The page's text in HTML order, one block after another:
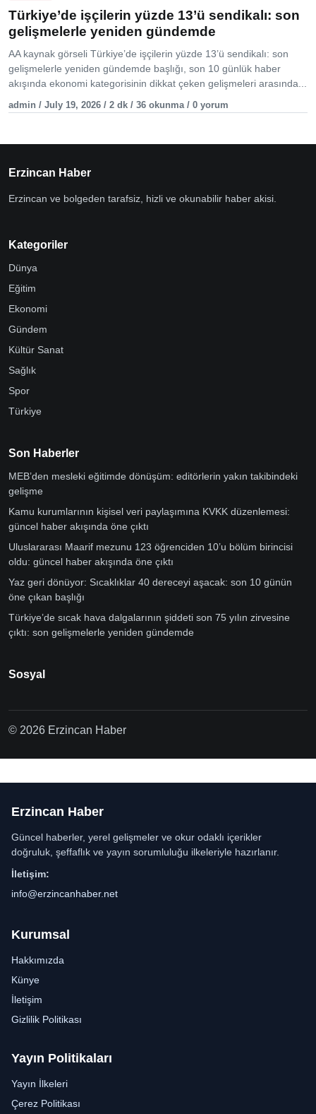
Türkiye’de işçilerin yüzde 13’ü sendikalı: son
gelişmelerle yeniden gündemde
AA kaynak görseli Türkiye’de işçilerin yüzde 13’ü sendikalı: son
gelişmelerle yeniden gündemde başlığı, son 10 günlük haber
akışında ekonomi kategorisinin dikkat çeken gelişmeleri arasında...
admin / July 19, 2026 / 2 dk / 36 okunma / 0 yorum
Erzincan Haber
Erzincan ve bolgeden tarafsiz, hizli ve okunabilir haber akisi.
Kategoriler
Dünya
Eğitim
Ekonomi
Gündem
Kültür Sanat
Sağlık
Spor
Türkiye
Son Haberler
MEB’den mesleki eğitimde dönüşüm: editörlerin yakın takibindeki
gelişme
Kamu kurumlarının kişisel veri paylaşımına KVKK düzenlemesi:
güncel haber akışında öne çıktı
Uluslararası Maarif mezunu 123 öğrenciden 10’u bölüm birincisi
oldu: güncel haber akışında öne çıktı
Yaz geri dönüyor: Sıcaklıklar 40 dereceyi aşacak: son 10 günün
öne çıkan başlığı
Türkiye’de sıcak hava dalgalarının şiddeti son 75 yılın zirvesine
çıktı: son gelişmelerle yeniden gündemde
Sosyal
© 2026 Erzincan Haber
Erzincan Haber
Güncel haberler, yerel gelişmeler ve okur odaklı içerikler
doğruluk, şeffaflık ve yayın sorumluluğu ilkeleriyle hazırlanır.
İletişim:
info@erzincanhaber.net
Kurumsal
Hakkımızda
Künye
İletişim
Gizlilik Politikası
Yayın Politikaları
Yayın İlkeleri
Çerez Politikası